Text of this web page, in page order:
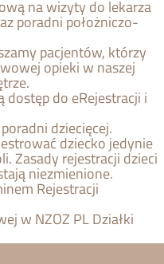
na wizyty do lekarza
poradni położniczo-
pacjentów, którzy
opieki w naszej
dostęp do eRejestracji i
dziecięcej.
dziecko jedynie
Zasady rejestracji dzieci
niezmienione.
Rejestracji
w NZOZ PL Działki